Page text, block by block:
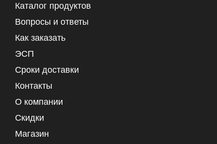
Каталог продуктов
Вопросы и ответы
Как заказать
ЭСП
Сроки доставки
Контакты
О компании
Скидки
Магазин